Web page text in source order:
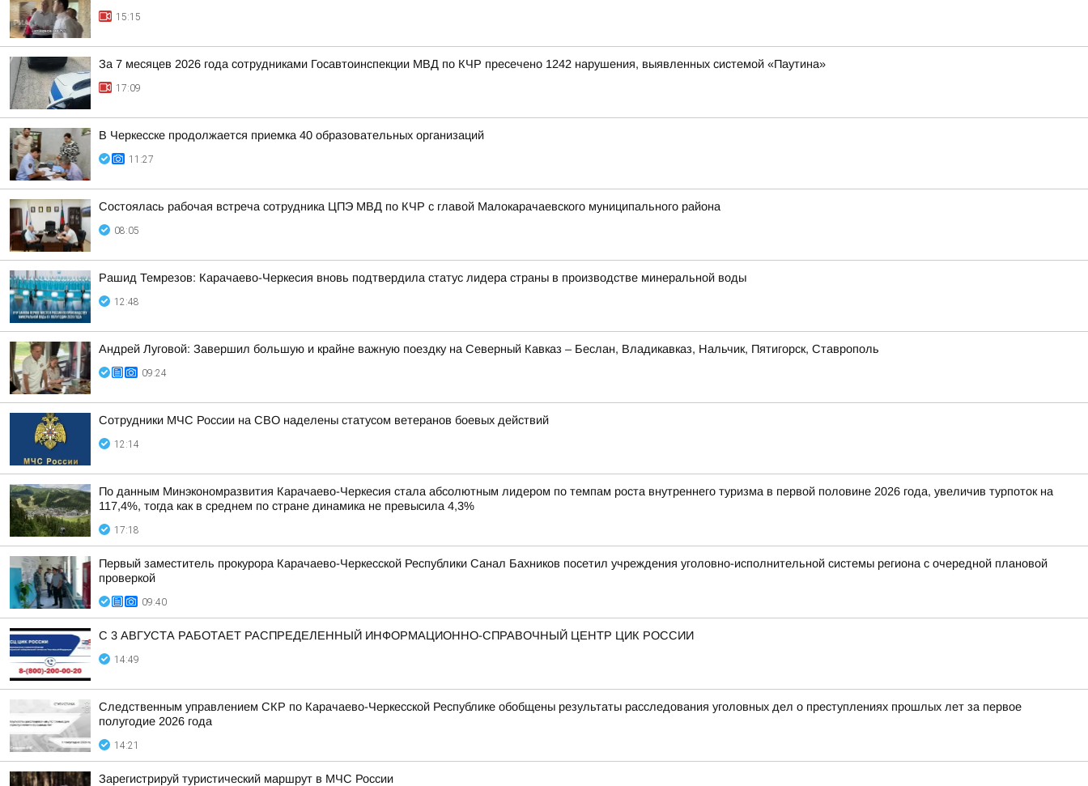
15:15
За 7 месяцев 2026 года сотрудниками Госавтоинспекции МВД по КЧР пресечено 1242 нарушения, выявленных системой «Паутина»
17:09
В Черкесске продолжается приемка 40 образовательных организаций
11:27
Состоялась рабочая встреча сотрудника ЦПЭ МВД по КЧР с главой Малокарачаевского муниципального района
08:05
Рашид Темрезов: Карачаево-Черкесия вновь подтвердила статус лидера страны в производстве минеральной воды
12:48
Андрей Луговой: Завершил большую и крайне важную поездку на Северный Кавказ – Беслан, Владикавказ, Нальчик, Пятигорск, Ставрополь
09:24
Сотрудники МЧС России на СВО наделены статусом ветеранов боевых действий
12:14
По данным Минэкономразвития Карачаево-Черкесия стала абсолютным лидером по темпам роста внутреннего туризма в первой половине 2026 года, увеличив турпоток на
117,4%, тогда как в среднем по стране динамика не превысила 4,3%
17:18
Первый заместитель прокурора Карачаево-Черкесской Республики Санал Бахников посетил учреждения уголовно-исполнительной системы региона с очередной плановой
проверкой
09:40
С 3 АВГУСТА РАБОТАЕТ РАСПРЕДЕЛЕННЫЙ ИНФОРМАЦИОННО-СПРАВОЧНЫЙ ЦЕНТР ЦИК РОССИИ
14:49
Следственным управлением СКР по Карачаево-Черкесской Республике обобщены результаты расследования уголовных дел о преступлениях прошлых лет за первое
полугодие 2026 года
14:21
Зарегистрируй туристический маршрут в МЧС России